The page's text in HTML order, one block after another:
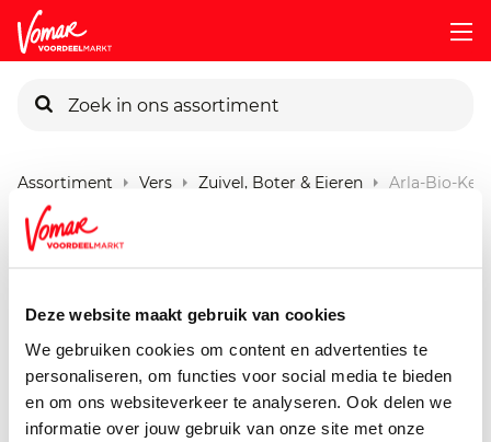
Deze website maakt gebruik van cookies
We gebruiken cookies om content en advertenties te
personaliseren, om functies voor social media te bieden
en om ons websiteverkeer te analyseren. Ook delen we
informatie over jouw gebruik van onze site met onze
Pincode vergeten
Persoonlijk KIK-account
Assortiment Vers Zuivel, Boter & Eieren Arla-Bio-
Arla Kefir Naturel